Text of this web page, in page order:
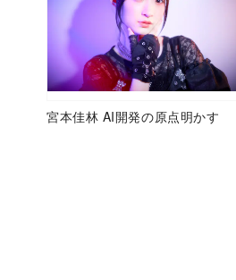
宮本佳林 AI開発の原点明かす